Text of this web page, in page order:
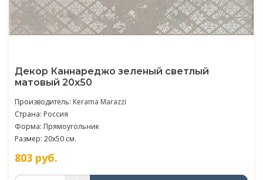
Декор Каннареджо зеленый светлый
матовый 20x50
Производитель: Kerama Marazzi
Страна: Россия
Форма: Прямоугольник
Размер: 20x50 см.
803 руб.